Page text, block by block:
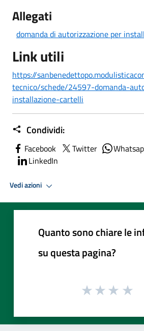
Allegati
domanda di autorizzazione per
Link utili
https://
tecnico/schede/24597-domanda-
installazione-cartelli
Condividi:
Facebook Twitter
LinkedIn
Vedi azioni
Quanto sono chiare le
su questa pagina?